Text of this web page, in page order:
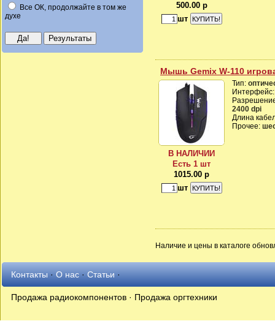
Все ОК, продолжайте в том же
духе
500.00 р
шт
Мышь Gemix W-110
В НАЛИЧИИ
Есть 1 шт
1015.00 р
шт
Тип:
2400 dpi
Длина
Прочее:
Наличие и цены в каталоге
Контакты·О нас·Статьи·
Продажа радиокомпонентов · Продажа оргтехники